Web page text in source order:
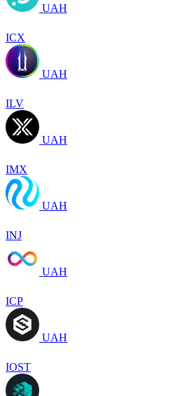
UAH
ICX
UAH
ILV
UAH
IMX
UAH
INJ
UAH
ICP
UAH
IOST